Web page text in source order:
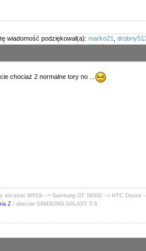
wiadomość podziękował(a): marko21
chociaż 2 normalne tory no ...
ericsson W910i --> Samsung GT S8300 --> HTC
Z i obecnie SAMSUNG GALAXY S 6